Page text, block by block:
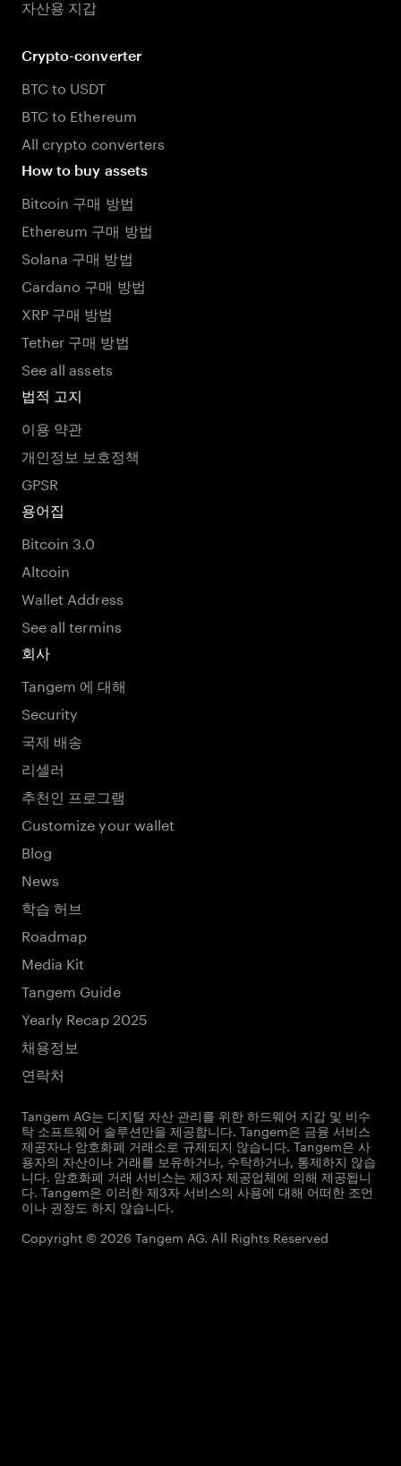
자산용 지갑
Crypto-converter
BTC to USDT
BTC to Ethereum
All crypto converters
How to buy assets
Bitcoin 구매 방법
Ethereum 구매 방법
Solana 구매 방법
Cardano 구매 방법
XRP 구매 방법
Tether 구매 방법
See all assets
법적 고지
이용 약관
개인정보 보호정책
GPSR
용어집
Bitcoin 3.0
Altcoin
Wallet Address
See all termins
회사
Tangem 에 대해
Security
국제 배송
리셀러
추천인 프로그램
Customize your wallet
Blog
News
학습 허브
Roadmap
Media Kit
Tangem Guide
Yearly Recap 2025
채용정보
연락처
Tangem AG는 디지털 자산 관리를 위한 하드웨어 지갑 및 비수
탁 소프트웨어 솔루션만을 제공합니다. Tangem은 금융 서비스
제공자나 암호화폐 거래소로 규제되지 않습니다. Tangem은 사
용자의 자산이나 거래를 보유하거나, 수탁하거나, 통제하지 않습
니다. 암호화폐 거래 서비스는 제3자 제공업체에 의해 제공됩니
다. Tangem은 이러한 제3자 서비스의 사용에 대해 어떠한 조언
이나 권장도 하지 않습니다.